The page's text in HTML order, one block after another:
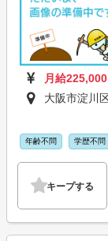
月給
大阪市淀川
年齢不問 学歴不問
キープする